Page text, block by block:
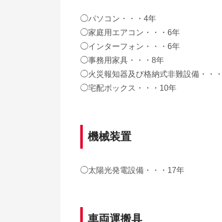
◯パソコン・・・4年
◯家庭用エアコン・・・6年
◯インターフォン・・・6年
◯事務用家具・・・8年
◯火災報知器及び格納式非難設備・・
◯宅配ボックス・・・10年
機械装置
◯太陽光発電設備・・・17年
車両運搬具